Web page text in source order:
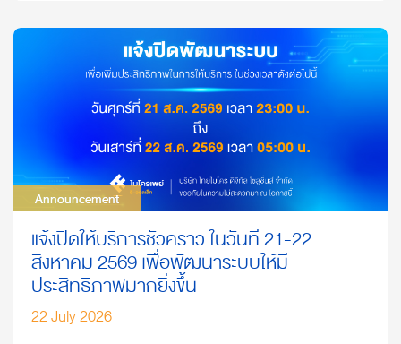
Announcement
Announcement
แจ้งปิดให้บริการชั่วคราว ในวันที่ 21-22
สิงหาคม 2569 เพื่อพัฒนาระบบให้มี
ประสิทธิภาพมากยิ่งขึ้น
22 July 2026